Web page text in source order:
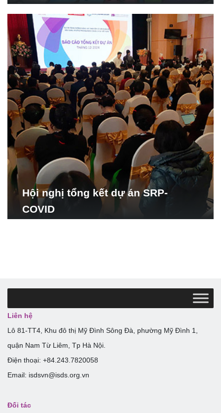
Hội nghị tổng kết dự án SRP-
COVID
Liên hệ
Lô 81-TT4, Khu đô thị Mỹ Đình Sông Đà, phường Mỹ Đình 1,
quận Nam Từ Liêm, Tp Hà Nội.
Điện thoại: +84.243.7820058
Email: isdsvn@isds.org.vn
Đối tác